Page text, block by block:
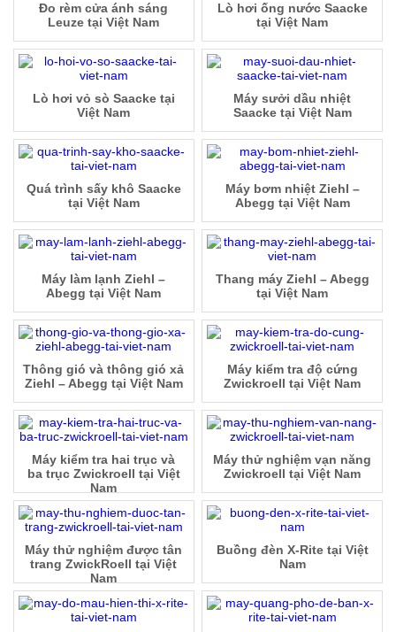
Đo rèm cửa ánh sáng
Leuze tại Việt Nam
Lò hơi ống nước Saacke
tại Việt Nam
Lò hơi vỏ sò Saacke tại
Việt Nam
Máy sưởi dầu nhiệt
Saacke tại Việt Nam
Quá trình sấy khô Saacke
tại Việt Nam
Máy bơm nhiệt Ziehl –
Abegg tại Việt Nam
Máy làm lạnh Ziehl –
Abegg tại Việt Nam
Thang máy Ziehl – Abegg
tại Việt Nam
Thông gió và thông gió xả
Ziehl – Abegg tại Việt Nam
Máy kiểm tra độ cứng
Zwickroell tại Việt Nam
Máy kiểm tra hai trục và
ba trục Zwickroell tại Việt
Nam
Máy thử nghiệm vạn năng
Zwickroell tại Việt Nam
Máy thử nghiệm được tân
trang ZwickRoell tại Việt
Nam
Buồng đèn X-Rite tại Việt
Nam